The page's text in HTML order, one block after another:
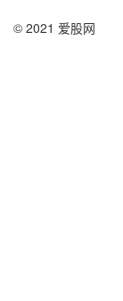
© 2021 爱股网